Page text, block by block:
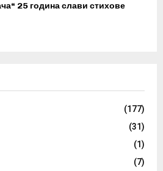
25 година слави стихове
(177)
(31)
(1)
(7)